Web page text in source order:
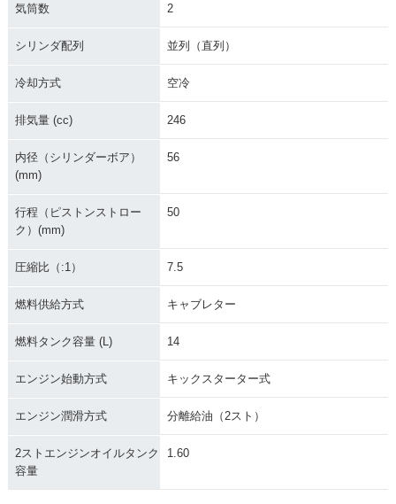
気筒数 2
シリンダ配列 並列（直列）
冷却方式 空冷
排気量 (cc) 246
内径（シリンダーボア）
(mm)
56
行程（ピストンストロー
ク）(mm)
50
圧縮比（:1） 7.5
燃料供給方式 キャブレター
燃料タンク容量 (L) 14
エンジン始動方式 キックスターター式
エンジン潤滑方式 分離給油（2スト）
2ストエンジンオイルタンク
容量
1.60